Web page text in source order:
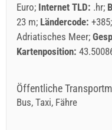
Euro Internet TLD: .hr
23 m Ländercode: +385
Adriatisches Meer
Kartenposition:
Öffentliche
Bus, Taxi, Fähre